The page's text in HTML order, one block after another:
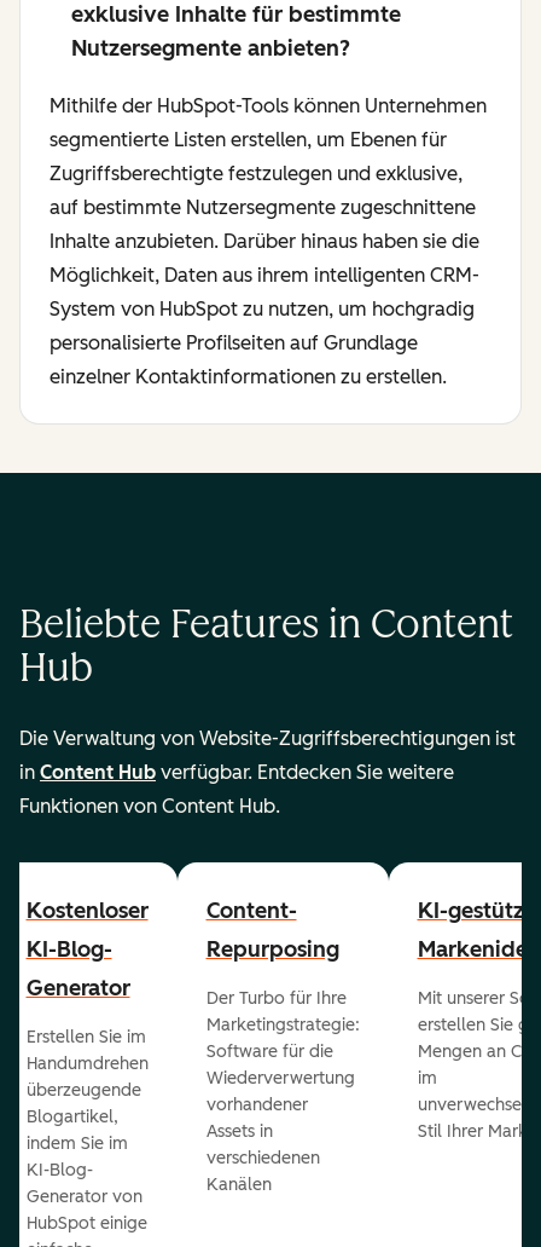
exklusive Inhalte für bestimmte
Nutzersegmente anbieten?
Mithilfe der HubSpot-Tools können Unternehmen
segmentierte Listen erstellen, um Ebenen für
Zugriffsberechtigte festzulegen und exklusive,
auf bestimmte Nutzersegmente zugeschnittene
Inhalte anzubieten. Darüber hinaus haben sie die
Möglichkeit, Daten aus ihrem intelligenten CRM-
System von HubSpot zu nutzen, um hochgradig
personalisierte Profilseiten auf Grundlage
einzelner Kontaktinformationen zu erstellen.
Beliebte Features in Content
Hub
Die Verwaltung von Website-Zugriffsberechtigungen ist
in Content Hub verfügbar. Entdecken Sie weitere
Funktionen von Content Hub.
Kostenloser
KI-Blog-
Generator
Erstellen Sie im
Handumdrehen
überzeugende
Blogartikel,
indem Sie im
KI-Blog-
Generator von
HubSpot einige
Content-
Repurposing
Der Turbo für Ihre
Marketingstrategie:
Software für die
Wiederverwertung
vorhandener
Assets in
verschiedenen
Kanälen
KI-
Mit unserer
erstellen Sie
Mengen an
im
Stil Ihrer Marke.